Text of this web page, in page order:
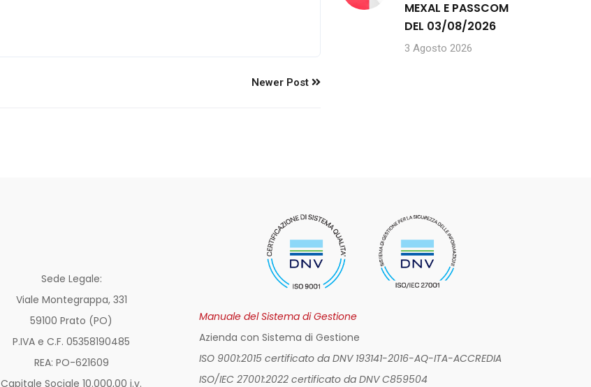
Newer Post
MEXAL E PASSCOM
DEL 03/08/2026
3 Agosto 2026
Sede Legale:
Viale Montegrappa, 331
59100 Prato (PO)
P.IVA e C.F. 05358190485
REA: PO-621609
Capitale Sociale 10.000,00 i.v.
Manuale del Sistema di Gestione
Azienda con Sistema di Gestione
ISO 9001:2015 certificato da DNV 193141-2016-AQ-ITA-ACCREDIA
ISO/IEC 27001:2022 certificato da DNV C859504